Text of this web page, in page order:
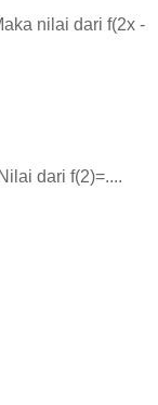
nilai dari f(2x -
dari f(2)=....